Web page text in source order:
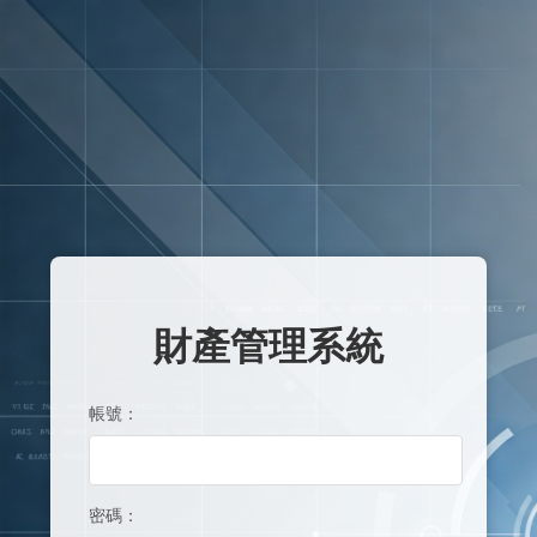
財產管理系統
帳號：
密碼：